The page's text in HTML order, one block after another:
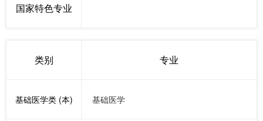
国家特色专业
类别 专业
基础医学类 (本) 基础医学